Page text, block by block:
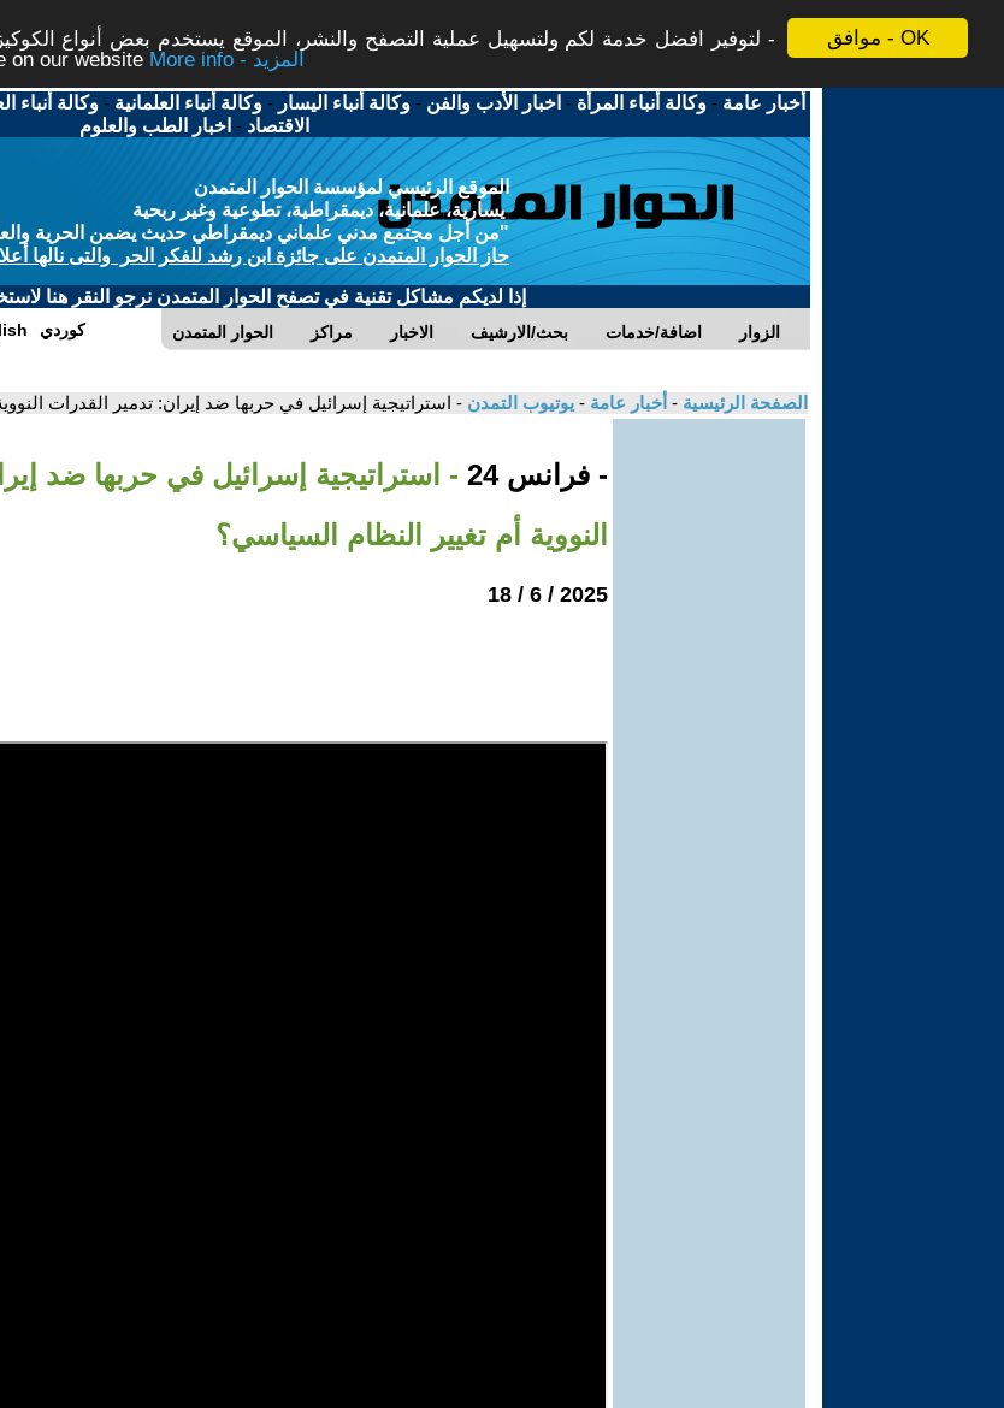
موافق - OK
لتوفير افضل خدمة لكم ولتسهيل عملية التصفح والنشر، الموقع يستخدم بعض أنواع
on our website
More info - المزيد
أخبار عامة -وكالة أنباء المرأة - اخبار الأدب والفن -وكالة أنباء اليسار -وكالة أنباء العلمانية -وكالة أنباء
الاقتصاد - اخبار الطب والعلوم
الموقع الرئيسي لمؤسسة الحوار المتمدن
يسارية، علمانية، ديمقراطية، تطوعية وغير ربحية
"من أجل مجتمع مدني علماني ديمقراطي حديث يضمن الحرية
حاز الحوار المتمدن على جائزة ابن رشد للفكر الحر والتى نالها
إذا لديكم مشاكل تقنية في تصفح الحوار المتمدن نرجو النقر هنا
الحوار المتمدن مراكز الاخبار بحث/الارشيف اضافة/خدمات الزوار كوردي
الصفحة الرئيسية - أخبار عامة - يوتيوب التمدن - استراتيجية إسرائيل في حربها ضد إيران: تدمير القدرات
- فرانس 24
- استراتيجية إسرائيل في حربها ضد
النووية أم تغيير النظام السياسي؟
2025 / 6 / 18